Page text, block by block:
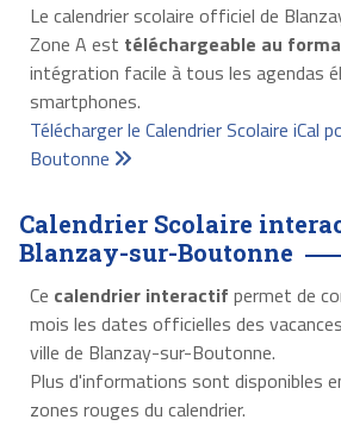
Le calendrier scolaire officiel de
Zone A est téléchargeable au
intégration facile à tous les agendas
smartphones.
Télécharger le Calendrier Scolaire iCal
Boutonne
Calendrier Scolaire
Blanzay-sur-Boutonne
Ce calendrier interactif permet de
mois les dates officielles des
ville de Blanzay-sur-Boutonne.
Plus d'informations sont disponibles
zones rouges du calendrier.